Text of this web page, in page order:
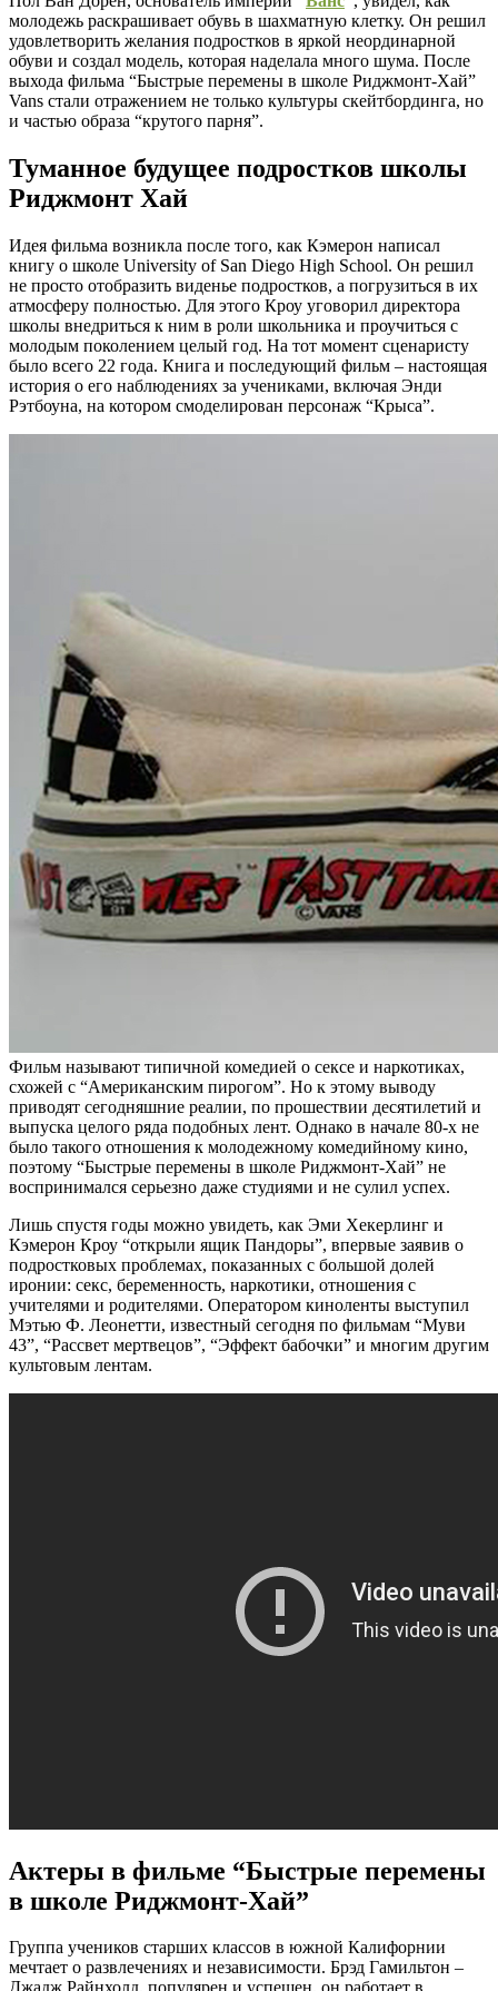
молодежь раскрашивает обувь в шахматную клетку. Он решил
удовлетворить желания подростков в яркой неординарной
обуви и создал модель, которая наделала много шума. После
выхода фильма “Быстрые перемены в школе Риджмонт-Хай”
Vans стали отражением не только культуры скейтбординга, но
и частью образа “крутого парня”.
Туманное будущее подростков школы
Риджмонт Хай
Идея фильма возникла после того, как Кэмерон написал
книгу о школе University of San Diego High School. Он решил
не просто отобразить виденье подростков, а погрузиться в их
атмосферу полностью. Для этого Кроу уговорил директора
школы внедриться к ним в роли школьника и проучиться с
молодым поколением целый год. На тот момент сценаристу
было всего 22 года. Книга и последующий фильм – настоящая
история о его наблюдениях за учениками, включая Энди
Рэтбоуна, на котором смоделирован персонаж “Крыса”.
Фильм называют типичной комедией о сексе и наркотиках,
схожей с “Американским пирогом”. Но к этому выводу
приводят сегодняшние реалии, по прошествии десятилетий и
выпуска целого ряда подобных лент. Однако в начале 80-х не
было такого отношения к молодежному комедийному кино,
поэтому “Быстрые перемены в школе Риджмонт-Хай” не
воспринимался серьезно даже студиями и не сулил успех.
Лишь спустя годы можно увидеть, как Эми Хекерлинг и
Кэмерон Кроу “открыли ящик Пандоры”, впервые заявив о
подростковых проблемах, показанных с большой долей
иронии: секс, беременность, наркотики, отношения с
учителями и родителями. Оператором киноленты выступил
Мэтью Ф. Леонетти, известный сегодня по фильмам “Муви
43”, “Рассвет мертвецов”, “Эффект бабочки” и многим другим
культовым лентам.
Актеры в фильме “Быстрые перемены
в школе Риджмонт-Хай”
Группа учеников старших классов в южной Калифорнии
мечтает о развлечениях и независимости. Брэд Гамильтон –